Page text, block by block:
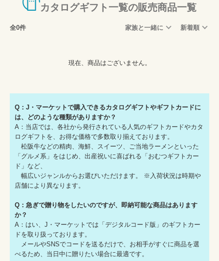
カタログギフト一覧の販売商品一覧
全0件 家族と一緒に 新着順
現在、商品はございません。
Q：J・マーケットで購入できるカタログギフトやギフトカードに
は、どのような種類がありますか？
A：当店では、各社から発行されている人気のギフトカードやカタ
ログギフトを、お得な価格で多数取り揃えております。
松阪牛などの精肉、海鮮、スイーツ、ご当地ラーメンといった
「グルメ系」をはじめ、出産祝いに喜ばれる「おむつギフトカー
ド」など、
幅広いジャンルからお選びいただけます。 ※入荷状況は時期や
店舗により異なります。
Q：急ぎで贈り物をしたいのですが、即納可能な商品はあります
か？
A：はい、J・マーケットでは「デジタルコード版」のギフトカー
ドを取り扱っております。
メールやSNSでコードを送るだけで、お相手がすぐに商品を選
べるため、当日中に贈りたい場合に最適です。